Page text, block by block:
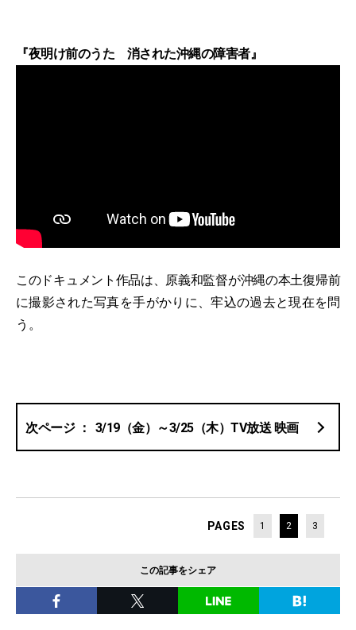
『夜明け前のうた 消された沖縄の障害者』
このドキュメント作品は、原義和監督が沖縄の本土復帰前
に撮影された写真を手がかりに、牢込の過去と現在を問
う。
3/19（金）～3/25（木）TV放送 映画
PAGES 1 2 3
この記事をシェア